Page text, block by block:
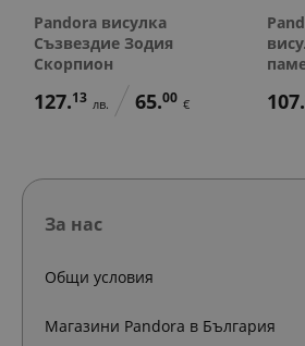
Pandora висулка
Съзвездие Зодия
Скорпион
127.13 лв. 65.00 € 107.
За нас
Общи условия
Магазини Pandora в България